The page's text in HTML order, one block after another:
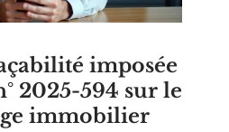
imposée
2025-594 sur le
immobilier